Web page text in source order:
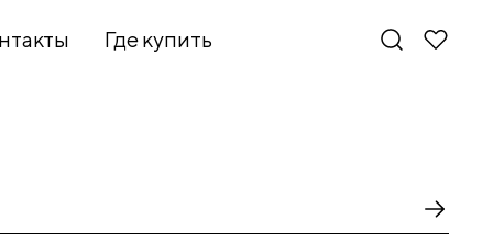
Где купить